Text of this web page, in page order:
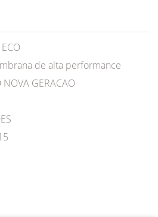
de alta performance
GERACAO